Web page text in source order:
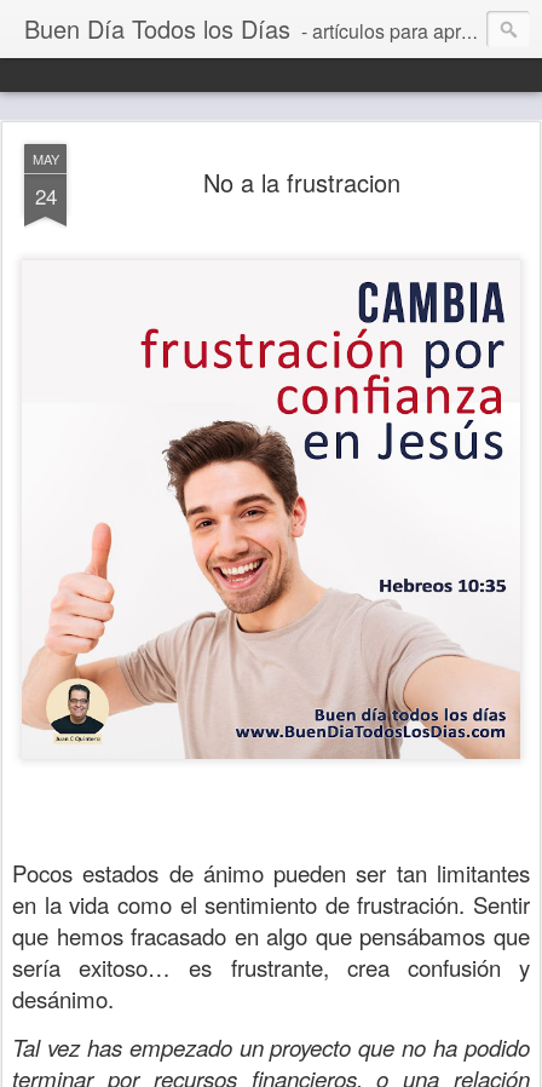
Buen Día Todos los Días - artículos para aprender a vivir mejor, un día a la vez. Por Juan C Quintero
MAY
24 No a la frustracion
Pocos estados de ánimo pueden ser tan limitantes
en la vida como el sentimiento de frustración. Sentir
que hemos fracasado en algo que pensábamos que
sería exitoso… es frustrante, crea confusión y
desánimo.
Tal vez has empezado un proyecto que no ha podido
terminar por recursos financieros, o una relación